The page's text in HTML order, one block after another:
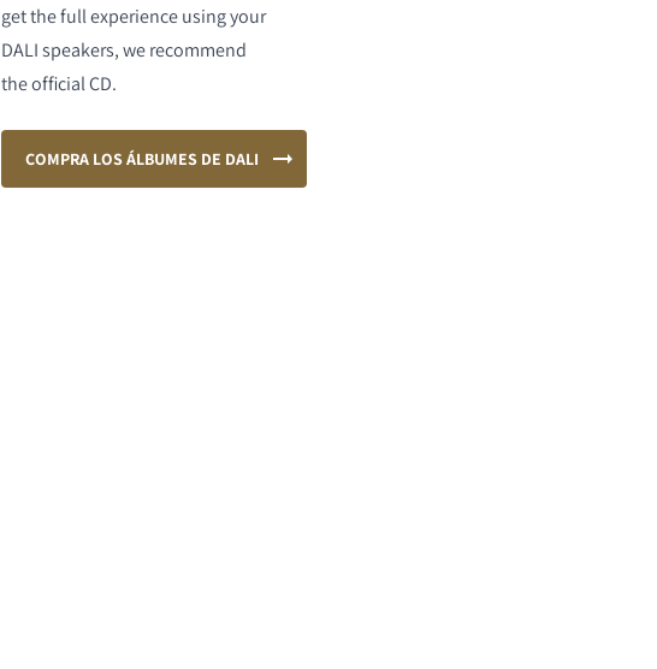
get the full experience using your
DALI speakers, we recommend
the official CD.
COMPRA LOS ÁLBUMES DE DALI